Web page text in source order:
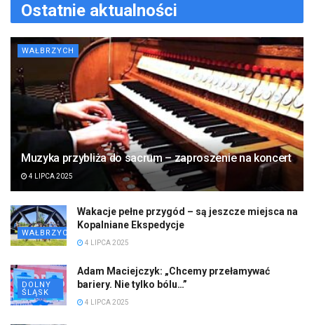
Ostatnie aktualności
WAŁBRZYCH
Muzyka przybliża do sacrum – zaproszenie na koncert
4 LIPCA 2025
WAŁBRZYCH
Wakacje pełne przygód – są jeszcze miejsca na
Kopalniane Ekspedycje
4 LIPCA 2025
DOLNY
ŚLĄSK
Adam Maciejczyk: „Chcemy przełamywać
bariery. Nie tylko bólu…”
4 LIPCA 2025